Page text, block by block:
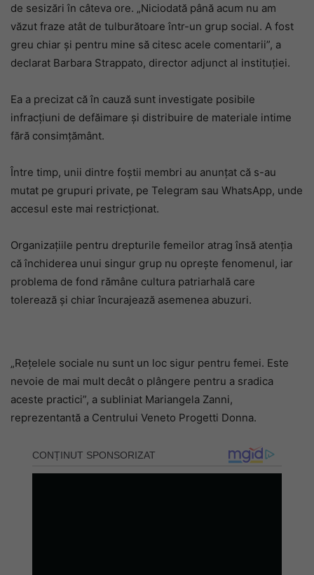
de sesizări în câteva ore. „Niciodată până acum nu am
văzut fraze atât de tulburătoare într-un grup social. A fost
greu chiar și pentru mine să citesc acele comentarii”, a
declarat Barbara Strappato, director adjunct al instituției.
Ea a precizat că în cauză sunt investigate posibile
infracțiuni de defăimare și distribuire de materiale intime
fără consimțământ.
Între timp, unii dintre foștii membri au anunțat că s-au
mutat pe grupuri private, pe Telegram sau WhatsApp, unde
accesul este mai restricționat.
Organizațiile pentru drepturile femeilor atrag însă atenția
că închiderea unui singur grup nu oprește fenomenul, iar
problema de fond rămâne cultura patriarhală care
tolerează și chiar încurajează asemenea abuzuri.
„Rețelele sociale nu sunt un loc sigur pentru femei. Este
nevoie de mai mult decât o plângere pentru a sradica
aceste practici”, a subliniat Mariangela Zanni,
reprezentantă a Centrului Veneto Progetti Donna.